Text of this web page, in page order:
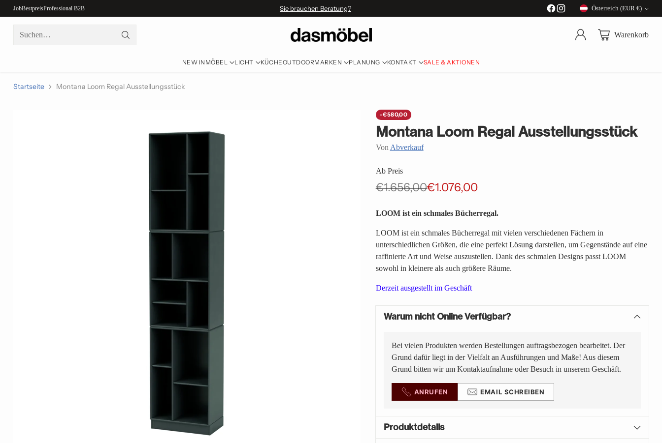
JobBestpreisProfessional B2B Sie brauchen Beratung?
Währung
Österreich (EUR €)
Suchen… Warenkorb
NEW IN MÖBEL LICHT KÜCHEOUTDOORMARKEN PLANUNG KONTAKT SALE & AKTIONEN
Startseite Montana Loom Regal Ausstellungsstück
-€580,00
Montana Loom Regal Ausstellungsstück
Von Abverkauf
Ab Preis
Normaler
Preis
€1.656,00€1.076,00
LOOM ist ein schmales Bücherregal.
LOOM ist ein schmales Bücherregal mit vielen verschiedenen Fächern in
unterschiedlichen Größen, die eine perfekt Lösung darstellen, um Gegenstände auf eine
raffinierte Art und Weise auszustellen. Dank des schmalen Designs passt LOOM
sowohl in kleinere als auch größere Räume.
Derzeit ausgestellt im Geschäft
Warum nicht Online Verfügbar?
Bei vielen Produkten werden Bestellungen auftragsbezogen bearbeitet. Der
Grund dafür liegt in der Vielfalt an Ausführungen und Maße! Aus diesem
Grund bitten wir um Kontaktaufnahme oder Besuch in unserem Geschäft.
ANRUFEN EMAIL SCHREIBEN
Produktdetails